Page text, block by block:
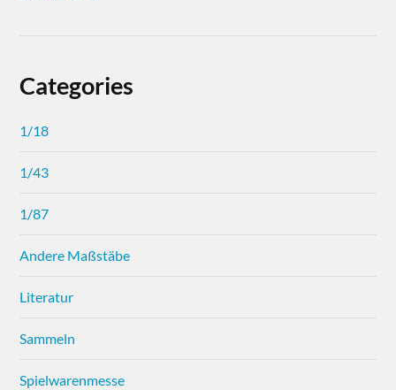
Categories
1/18
1/43
1/87
Andere Maßstäbe
Literatur
Sammeln
Spielwarenmesse